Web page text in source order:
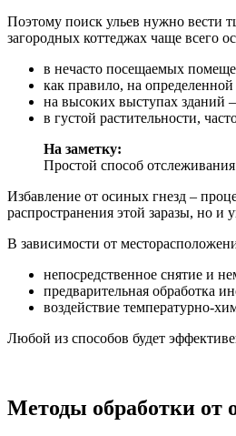
Поэтому поиск ульев нужно вести
загородных коттеджах чаще всего
в нечасто посещаемых
как правило, на
на высоких выступах зданий
в густой растительности,
На заметку:
Простой способ
Избавление от осиных гнезд –
распространения этой заразы, но и
В зависимости от
непосредственное снятие и
предварительная обработка
воздействие температурно-
Любой из способов будет
Методы обработки от